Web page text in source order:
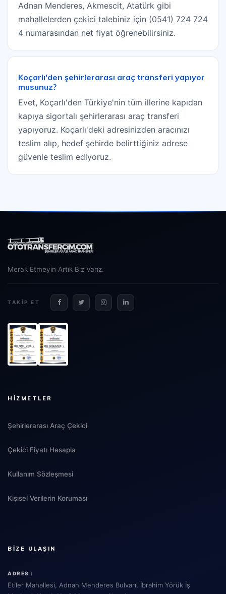
Adnan Menderes, Akmescit, Atatürk gibi
mahallelerden çekici talebiniz için (0541) 724 724
4 numarasından net fiyat öğrenebilirsiniz.
Koçarlı'den şehirlerarası araç transferi yapıyor
musunuz?
Evet, Koçarlı'den Türkiye'nin tüm illerine kapıdan
kapıya sigortalı şehirlerarası araç transferi
yapıyoruz. Koçarlı'deki adresinizden aracınızı
teslim alıp, hedef şehirde belirttiğiniz adrese
güvenle teslim ediyoruz.
Merak Etmeyin Artık Biz Varız.
TAKIP ET
HIZMETLER
Şehirlerarası Araç Çekici
Çekici Fiyatı Hesapla
Kullanım Sözleşmesi
Kişisel Verilerin Koruması
BIZE ULAŞIN
ADRES :
Etiler Mahallesi, Adnan Menderes Bulvarı, İbrahim Yörük İş